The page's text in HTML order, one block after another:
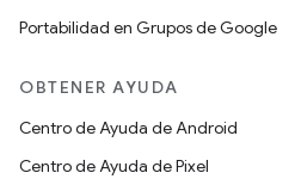
Portabilidad en Grupos de Google
OBTENER AYUDA
Centro de Ayuda de Android
Centro de Ayuda de Pixel